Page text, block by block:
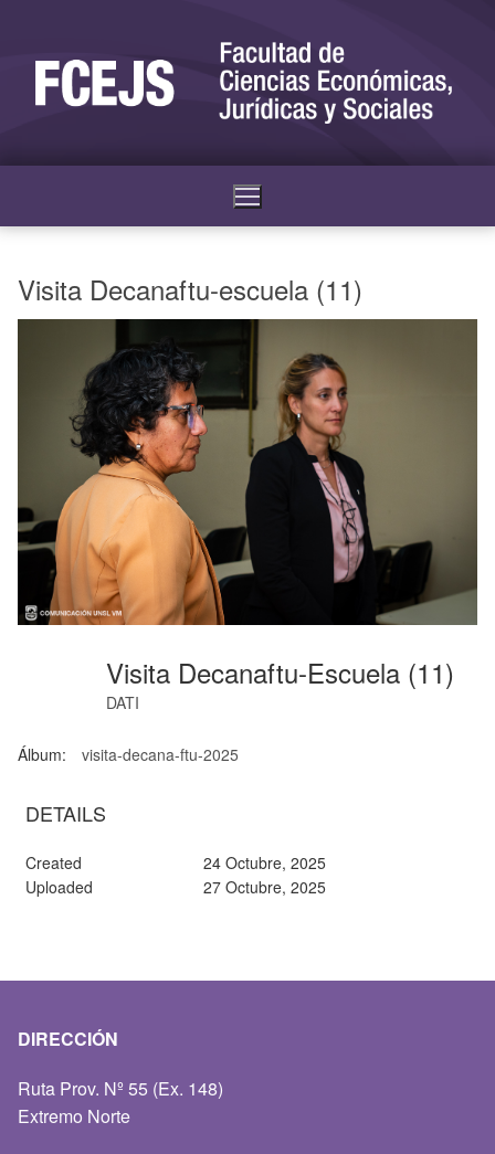
Visita Decanaftu-escuela (11)
Visita Decanaftu-Escuela (11)
DATI
Álbum: visita-decana-ftu-2025
DETAILS
Created
24 Octubre, 2025
Uploaded
27 Octubre, 2025
DIRECCIÓN
Ruta Prov. Nº 55 (Ex. 148)
Extremo Norte